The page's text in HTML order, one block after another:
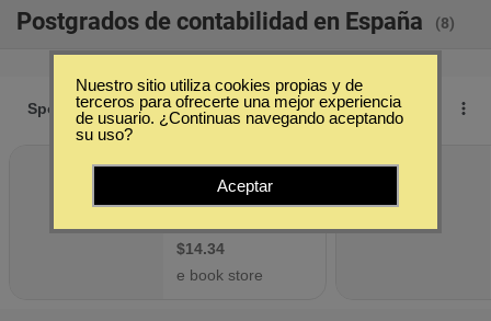
Postgrados de contabilidad en España (8)
Nuestro sitio utiliza cookies propias y de
terceros para ofrecerte una mejor experiencia
de usuario. ¿Continuas navegando aceptando
su uso?
Aceptar